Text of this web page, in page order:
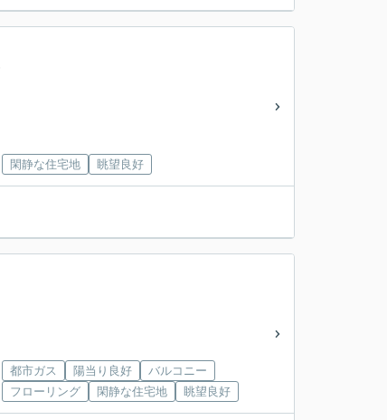
閑静な住宅地 眺望良好
都市ガス 陽当り良好
バルコニー
フローリング
閑静な住宅地 眺望良好